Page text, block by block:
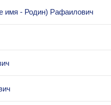
имя - Родин) Рафаилович